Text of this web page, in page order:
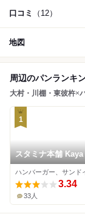
口コミ （12）
地図
周辺のパンランキ
大村・川棚・東彼杵×
1
スタミナ本舗 Kaya
3.34
33人